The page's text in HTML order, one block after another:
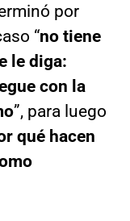
por
“no tiene
le diga:
con la
”, para luego
qué hacen